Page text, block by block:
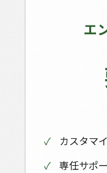
エ
✓
カスタマ
✓ 専任サポ